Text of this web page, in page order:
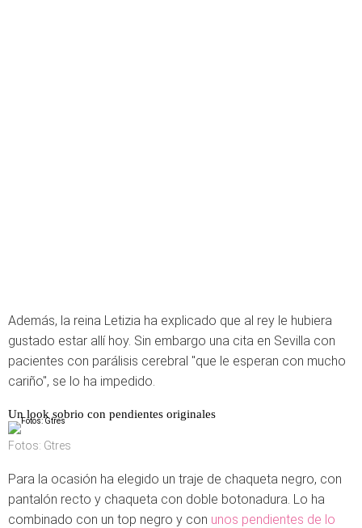
Además, la reina Letizia ha explicado que al rey le hubiera
gustado estar allí hoy. Sin embargo una cita en Sevilla con
pacientes con parálisis cerebral "que le esperan con mucho
cariño", se lo ha impedido.
Un look sobrio con pendientes originales
Fotos: Gtres
Para la ocasión ha elegido un traje de chaqueta negro, con
pantalón recto y chaqueta con doble botonadura. Lo ha
combinado con un top negro y con unos pendientes de lo